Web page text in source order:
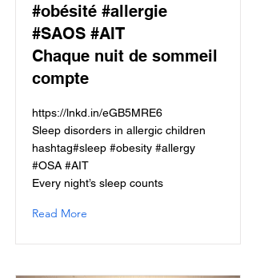
#obésité #allergie
#SAOS #AIT
Chaque nuit de sommeil
compte
https://lnkd.in/eGB5MRE6
Sleep disorders in allergic children
hashtag#sleep #obesity #allergy
#OSA #AIT
Every night’s sleep counts
Read More